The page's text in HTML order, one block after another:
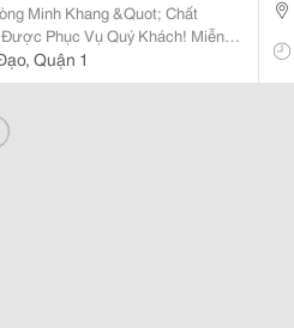
&Quot; Chất
Quận 1